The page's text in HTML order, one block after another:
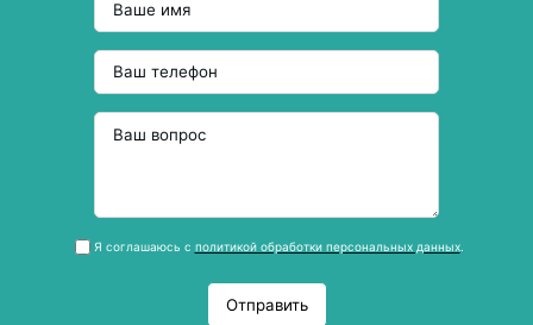
Я соглашаюсь с политикой обработки персональных данных.
Отправить